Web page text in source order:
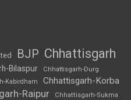
BJP Chhattisgarh
Bilaspur Chhattisgarh-Durg
Kabirdham Chhattisgarh-Korba
Raipur
Chhattisgarh-Sukma